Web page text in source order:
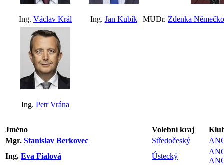
Ing. Václav Král Ing. Jan Kubík MUDr. Zdenka
Ing. Petr Vrána
Jméno Volební kraj
Mgr. Stanislav Berkovec Středočeský
Ing. Eva Fialová Ústecký